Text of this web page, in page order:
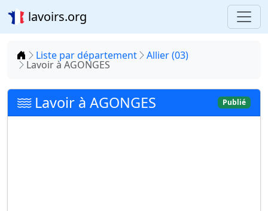
lavoirs.org
Accueil
Liste par département Allier (03)
Lavoir à AGONGES
Lavoir à AGONGES Publié